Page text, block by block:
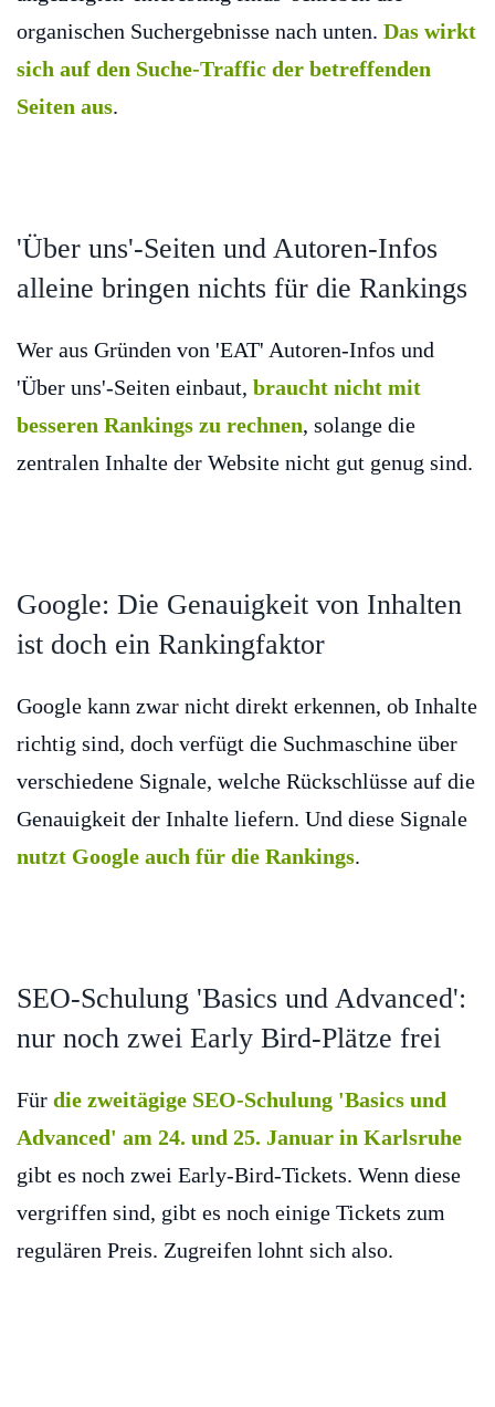
organischen Suchergebnisse nach unten. Das wirkt
sich auf den Suche-Traffic der betreffenden
Seiten aus.
'Über uns'-Seiten und Autoren-Infos
alleine bringen nichts für die Rankings
Wer aus Gründen von 'EAT' Autoren-Infos und
'Über uns'-Seiten einbaut, braucht nicht mit
besseren Rankings zu rechnen, solange die
zentralen Inhalte der Website nicht gut genug sind.
Google: Die Genauigkeit von Inhalten
ist doch ein Rankingfaktor
Google kann zwar nicht direkt erkennen, ob Inhalte
richtig sind, doch verfügt die Suchmaschine über
verschiedene Signale, welche Rückschlüsse auf die
Genauigkeit der Inhalte liefern. Und diese Signale
nutzt Google auch für die Rankings.
SEO-Schulung 'Basics und Advanced':
nur noch zwei Early Bird-Plätze frei
Für die zweitägige SEO-Schulung 'Basics und
Advanced' am 24. und 25. Januar in Karlsruhe
gibt es noch zwei Early-Bird-Tickets. Wenn diese
vergriffen sind, gibt es noch einige Tickets zum
regulären Preis. Zugreifen lohnt sich also.